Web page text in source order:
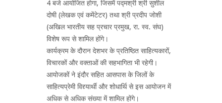
4 बजे आयोजित होगा, जिसमें पद्मश्री श्री सुशील
दोषी (लेखक एवं कमेंटेटर) तथा श्री प्रदीप जोशी
(अखिल भारतीय सह प्रचार प्रमुख, रा. स्व. संघ)
विशेष रूप से शामिल होंगे।
कार्यक्रम के दौरान देशभर के प्रतिष्ठित साहित्यकारों,
विचारकों और वक्ताओं की सहभागिता भी रहेगी।
आयोजकों ने इंदौर सहित आसपास के जिलों के
साहित्यप्रेमी विद्द्यार्थी और शोधार्थि से इस आयोजन में
अधिक से अधिक संख्या में शामिल होंगे।